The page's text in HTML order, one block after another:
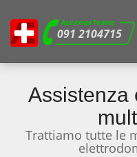
Assistenza Tecnica
091 2104715
Assistenza
Trattiamo tutte le